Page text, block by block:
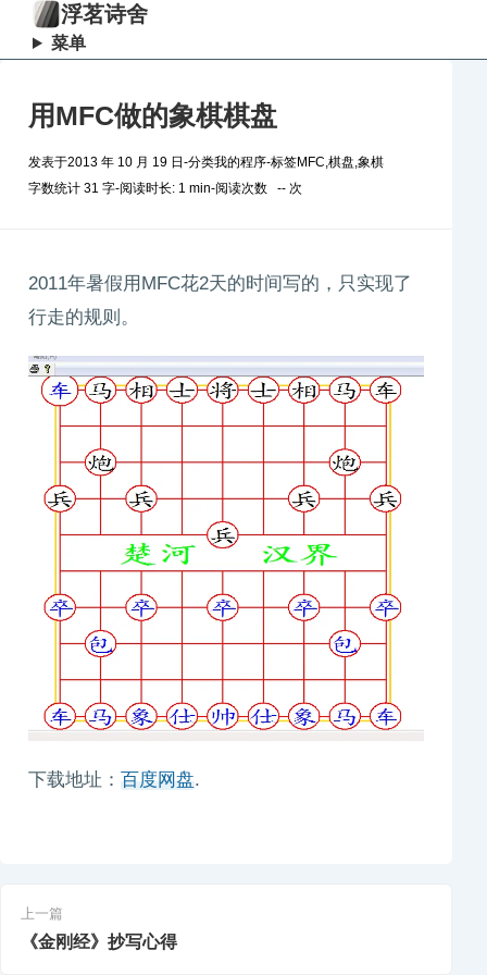
浮茗诗舍
菜单
用MFC做的象棋棋盘
发表于2013 年 10 月 19 日 -分类我的程序-标签MFC,棋盘,象棋
字数统计 31 字-阅读时长: 1 min-阅读次数 -- 次
2011年暑假用MFC花2天的时间写的，只实现了
行走的规则。
下载地址： 百度网盘.
上一篇
《金刚经》抄写心得